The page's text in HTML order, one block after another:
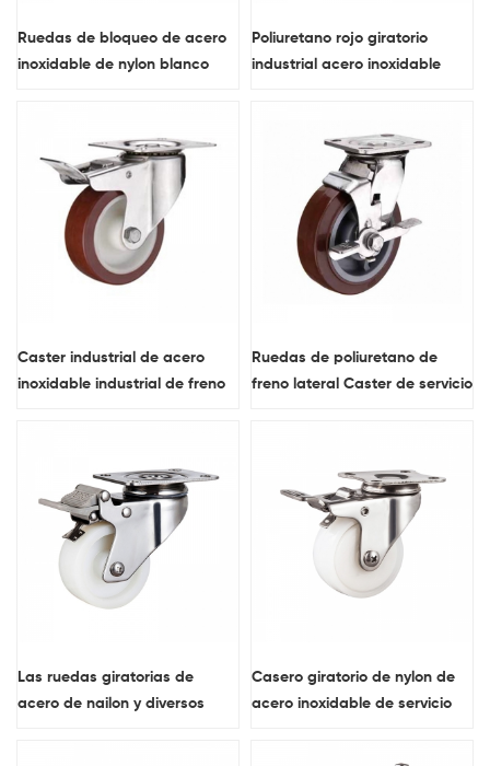
Ruedas de bloqueo de acero
inoxidable de nylon blanco
Poliuretano rojo giratorio
industrial acero inoxidable
Caster industrial de acero
inoxidable industrial de freno
Ruedas de poliuretano de
freno lateral Caster de servicio
Las ruedas giratorias de
acero de nailon y diversos
Casero giratorio de nylon de
acero inoxidable de servicio